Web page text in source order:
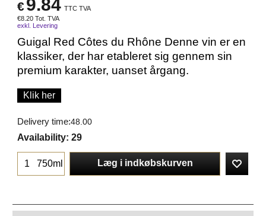
€9.84 TTC TVA
€8.20 Tot. TVA
exkl. Levering
Guigal Red Côtes du Rhône Denne vin er en
klassiker, der har etableret sig gennem sin
premium karakter, uanset årgang.
Klik her
Delivery time:48.00
Availability: 29
750ml Læg i indkøbskurven